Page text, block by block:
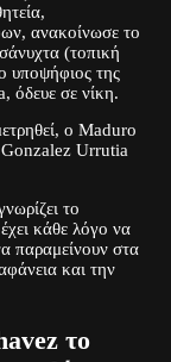
ανακοίνωσε το
(τοπική
υποψήφιος της
όδευε σε νίκη.
ο Maduro
Urrutia
το
κάθε λόγο να
παραμείνουν στα
και την
το